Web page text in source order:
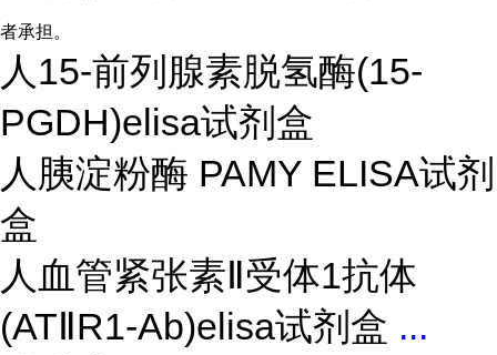
者承担。
人15-前列腺素脱氢酶(15-
PGDH)elisa试剂盒
人胰淀粉酶 PAMY ELISA试剂
盒
人血管紧张素Ⅱ受体1抗体
(ATⅡR1-Ab)elisa试剂盒 ...